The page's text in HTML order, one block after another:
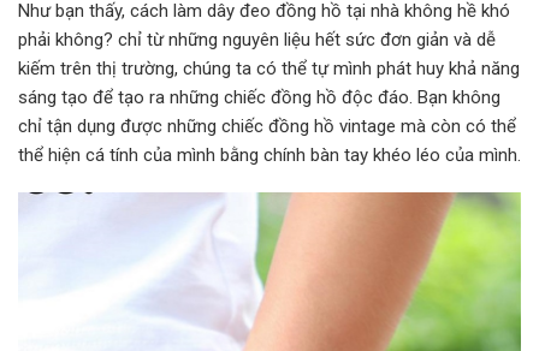
Như bạn thấy, cách làm dây đeo đồng hồ tại nhà không hề khó
phải không? chỉ từ những nguyên liệu hết sức đơn giản và dễ
kiếm trên thị trường, chúng ta có thể tự mình phát huy khả năng
sáng tạo để tạo ra những chiếc đồng hồ độc đáo. Bạn không
chỉ tận dụng được những chiếc đồng hồ vintage mà còn có thể
thể hiện cá tính của mình bằng chính bàn tay khéo léo của mình.